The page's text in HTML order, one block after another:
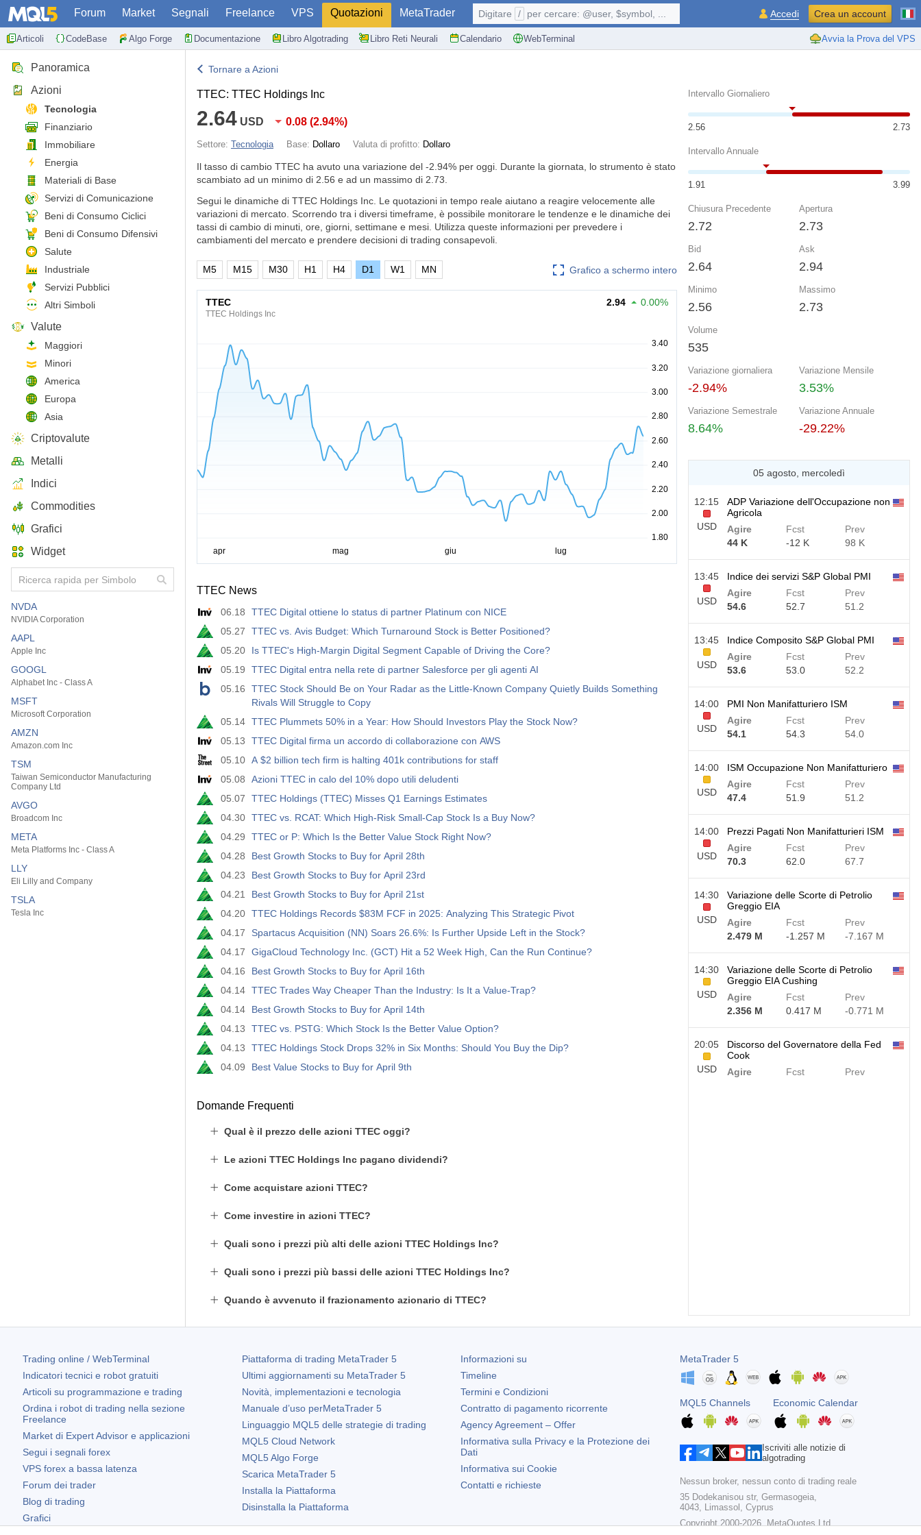
Forum Market Segnali Freelance VPS Quotazioni MetaTrader
Articoli CodeBase Algo Forge Documentazione Libro Algotrading Libro Reti Neurali Calendario WebTerminal Avvia la Prova del VPS
Digitare / per cercare: @user, $symbol, ... Accedi Crea un account
Panoramica
Azioni
Tecnologia
Finanziario
Immobiliare
Energia
Materiali di Base
Servizi di Comunicazione
Beni di Consumo Ciclici
Beni di Consumo Difensivi
Salute
Industriale
Servizi Pubblici
Altri Simboli
Valute
Maggiori
Minori
America
Europa
Asia
Criptovalute
Metalli
Indici
Commodities
Grafici
Widget
NVDA
NVIDIA Corporation
AAPL
Apple Inc
GOOGL
Alphabet Inc - Class A
MSFT
Microsoft Corporation
AMZN
Amazon.com Inc
TSM
Taiwan Semiconductor Manufacturing
Company Ltd
AVGO
Broadcom Inc
META
Meta Platforms Inc - Class A
LLY
Eli Lilly and Company
TSLA
Tesla Inc
Tornare a Azioni
TTEC: TTEC Holdings Inc
2.64 USD 0.08 (2.94%)
Settore: Tecnologia Base: Dollaro Valuta di profitto: Dollaro
Il tasso di cambio TTEC ha avuto una variazione del -2.94% per oggi. Durante la giornata, lo strumento è stato
scambiato ad un minimo di 2.56 e ad un massimo di 2.73.
Segui le dinamiche di TTEC Holdings Inc. Le quotazioni in tempo reale aiutano a reagire velocemente alle
variazioni di mercato. Scorrendo tra i diversi timeframe, è possibile monitorare le tendenze e le dinamiche dei
tassi di cambio di minuti, ore, giorni, settimane e mesi. Utilizza queste informazioni per prevedere i
cambiamenti del mercato e prendere decisioni di trading consapevoli.
Grafico a schermo intero
M5 M15 M30 H1 H4 D1 W1 MN
TTEC
TTEC Holdings Inc
2.94 0.00%
TTEC News
06.18
TTEC Digital ottiene lo status di partner Platinum con NICE
05.27
TTEC vs. Avis Budget: Which Turnaround Stock is Better Positioned?
05.20
Is TTEC's High-Margin Digital Segment Capable of Driving the Core?
05.19
TTEC Digital entra nella rete di partner Salesforce per gli agenti AI
05.16
TTEC Stock Should Be on Your Radar as the Little-Known Company Quietly Builds Something
Rivals Will Struggle to Copy
05.14 TTEC Plummets 50% in a Year: How Should Investors Play the Stock Now?
05.13
TTEC Digital firma un accordo di collaborazione con AWS
05.10 A $2 billion tech firm is halting 401k contributions for staff
05.08
Azioni TTEC in calo del 10% dopo utili deludenti
05.07
TTEC Holdings (TTEC) Misses Q1 Earnings Estimates
04.30 TTEC vs. RCAT: Which High-Risk Small-Cap Stock Is a Buy Now?
04.29
TTEC or P: Which Is the Better Value Stock Right Now?
04.28
Best Growth Stocks to Buy for April 28th
04.23
Best Growth Stocks to Buy for April 23rd
04.21
Best Growth Stocks to Buy for April 21st
04.20 TTEC Holdings Records $83M FCF in 2025: Analyzing This Strategic Pivot
04.17
Spartacus Acquisition (NN) Soars 26.6%: Is Further Upside Left in the Stock?
04.17
GigaCloud Technology Inc. (GCT) Hit a 52 Week High, Can the Run Continue?
04.16
Best Growth Stocks to Buy for April 16th
04.14 TTEC Trades Way Cheaper Than the Industry: Is It a Value-Trap?
04.14
Best Growth Stocks to Buy for April 14th
04.13
TTEC vs. PSTG: Which Stock Is the Better Value Option?
04.13
TTEC Holdings Stock Drops 32% in Six Months: Should You Buy the Dip?
04.09
Best Value Stocks to Buy for April 9th
Domande Frequenti
Qual è il prezzo delle azioni TTEC oggi?
Le azioni TTEC Holdings Inc pagano dividendi?
Come acquistare azioni TTEC?
Come investire in azioni TTEC?
Quali sono i prezzi più alti delle azioni TTEC Holdings Inc?
Quali sono i prezzi più bassi delle azioni TTEC Holdings Inc?
Quando è avvenuto il frazionamento azionario di TTEC?
Intervallo Giornaliero
2.56 2.73
Intervallo Annuale
1.91 3.99
Chiusura Precedente
2.72
Apertura
2.73
Bid
2.64
Ask
2.94
Minimo
2.56
Massimo
2.73
Volume
535
Variazione giornaliera
-2.94%
Variazione Mensile
3.53%
Variazione Semestrale
8.64%
Variazione Annuale
-29.22%
05 agosto, mercoledì
12:15
USD
ADP Variazione dell'Occupazione non
Agricola
Agire
44 K
Fcst
-12 K
Prev
98 K
13:45
USD
Indice dei servizi S&P Global PMI
Agire
54.6
Fcst
52.7
Prev
51.2
13:45
USD
Indice Composito S&P Global PMI
Agire
53.6
Fcst
53.0
Prev
52.2
14:00
USD
PMI Non Manifatturiero ISM
Agire
54.1
Fcst
54.3
Prev
54.0
14:00
USD
ISM Occupazione Non Manifatturiero
Agire
47.4
Fcst
51.9
Prev
51.2
14:00
USD
Prezzi Pagati Non Manifatturieri ISM
Agire
70.3
Fcst
62.0
Prev
67.7
14:30
USD
Variazione delle Scorte di Petrolio
Greggio EIA
Agire
2.479 M
Fcst
-1.257 M
Prev
-7.167 M
14:30
USD
Variazione delle Scorte di Petrolio
Greggio EIA Cushing
Agire
2.356 M
Fcst
0.417 M
Prev
-0.771 M
20:05
USD
Discorso del Governatore della Fed
Cook
Agire
Fcst Prev
Trading online / WebTerminal
Indicatori tecnici e robot gratuiti
Articoli su programmazione e trading
Ordina i robot di trading nella sezione
Freelance
Market di Expert Advisor e applicazioni
Segui i segnali forex
VPS forex a bassa latenza
Forum dei trader
Blog di trading
Grafici
Piattaforma di trading MetaTrader 5
Ultimi aggiornamenti su MetaTrader 5
Novità, implementazioni e tecnologia
Manuale d’uso perMetaTrader 5
Linguaggio MQL5 delle strategie di trading
MQL5 Cloud Network
MQL5 Algo Forge
Scarica MetaTrader 5
Installa la Piattaforma
Disinstalla la Piattaforma
Informazioni su
Timeline
Termini e Condizioni
Contratto di pagamento ricorrente
Agency Agreement – Offer
Informativa sulla Privacy e la Protezione dei
Dati
Informativa sui Cookie
Contatti e richieste
MetaTrader 5
MQL5 Channels Economic Calendar
Iscriviti alle notizie di
algotrading
Nessun broker, nessun conto di trading reale
35 Dodekanisou str, Germasogeia,
4043, Limassol, Cyprus
Copyright 2000-2026,MetaQuotes Ltd